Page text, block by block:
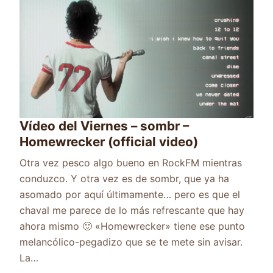
Vídeo del Viernes – sombr –
Homewrecker (official video)
Otra vez pesco algo bueno en RockFM mientras
conduzco. Y otra vez es de sombr, que ya ha
asomado por aquí últimamente… pero es que el
chaval me parece de lo más refrescante que hay
ahora mismo 🙂 «Homewrecker» tiene ese punto
melancólico-pegadizo que se te mete sin avisar.
La…